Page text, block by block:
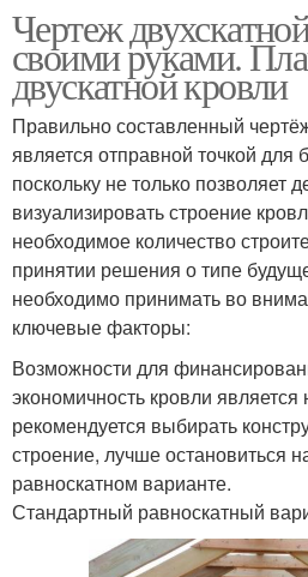
Чертеж
своими руками.
двускатной кровли
Правильно составленный
является отправной точкой для
поскольку не только позволяет
визуализировать строение
необходимое количество
принятии решения о типе
необходимо принимать во
ключевые факторы:
Возможности для
экономичность кровли
рекомендуется выбирать
строение, лучше остановиться
равноскатном варианте.
Стандартный равноскатный